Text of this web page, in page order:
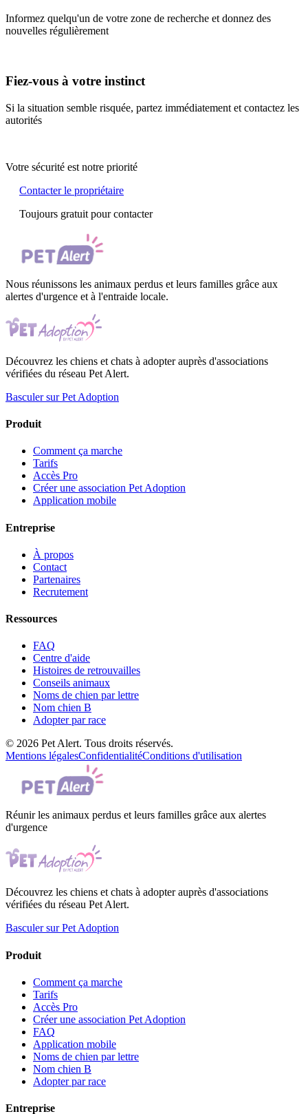
Informez quelqu'un de votre zone de recherche et donnez des
nouvelles régulièrement
Fiez-vous à votre instinct
Si la situation semble risquée, partez immédiatement et contactez les
autorités
Votre sécurité est notre priorité
Contacter le propriétaire
Toujours gratuit pour contacter
Nous réunissons les animaux perdus et leurs familles grâce aux
alertes d'urgence et à l'entraide locale.
Découvrez les chiens et chats à adopter auprès d'associations
vérifiées du réseau Pet Alert.
Basculer sur Pet Adoption
Produit
Comment ça marche
Tarifs
Accès Pro
Créer une association Pet Adoption
Application mobile
Entreprise
À propos
Contact
Partenaires
Recrutement
Ressources
FAQ
Centre d'aide
Histoires de retrouvailles
Conseils animaux
Noms de chien par lettre
Nom chien B
Adopter par race
© 2026 Pet Alert. Tous droits réservés.
Mentions légalesConfidentialitéConditions d'utilisation
Réunir les animaux perdus et leurs familles grâce aux alertes
d'urgence
Découvrez les chiens et chats à adopter auprès d'associations
vérifiées du réseau Pet Alert.
Basculer sur Pet Adoption
Produit
Comment ça marche
Tarifs
Accès Pro
Créer une association Pet Adoption
FAQ
Application mobile
Noms de chien par lettre
Nom chien B
Adopter par race
Entreprise